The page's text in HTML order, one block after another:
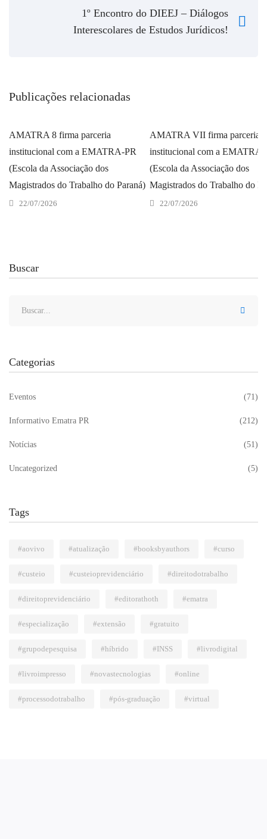
1º Encontro do DIEEJ – Diálogos
Interescolares de Estudos Jurídicos!
Publicações relacionadas
AMATRA 8 firma parceria
institucional com a EMATRA-PR
(Escola da Associação dos
Magistrados do Trabalho do Paraná)
22/07/2026
AMATRA VII firma parceria
institucional com a EMATRA-
(Escola da Associação dos
Magistrados do Trabalho do
22/07/2026
Buscar
Categorias
Eventos (71)
Informativo Ematra PR (212)
Notícias (51)
Uncategorized (5)
Tags
#aovivo #atualização #booksbyauthors #curso
#custeio #custeioprevidenciário #direitodotrabalho
#direitoprevidenciário #editorathoth #ematra
#especialização #extensão #gratuito
#grupodepesquisa #híbrido #INSS #livrodigital
#livroimpresso #novastecnologias #online
#processodotrabalho #pós-graduação #virtual